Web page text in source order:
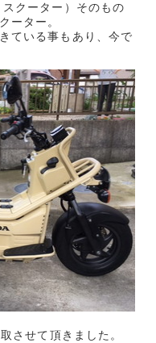
クーター）そのもの
ーター。
ている事もあり、今で
させて頂きました。